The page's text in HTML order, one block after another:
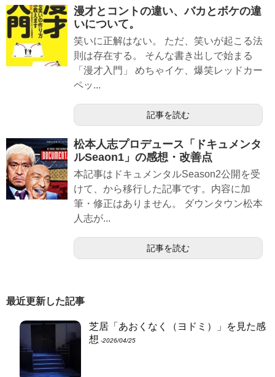
漫才とコントの違い、バカとボケの違
いについて。
笑いに正解はない。 ただ、笑いが起こる法
則は存在する。 そんな書き出しで始まる
「漫才入門」 めちゃイケ、爆笑レッドカー
ペッ...
記事を読む
松本人志プロデュース「ドキュメンタ
ルSeaon1」の感想・改善点
本記事はドキュメンタルSeason2公開を受
けて、から移行した記事です。内容に加
筆・修正はありません。 ダウンタウン松本
人志が...
記事を読む
最近更新した記事
芝居「あおくなく（ヨドミ）」を見た感
想 ‐2026/04/25